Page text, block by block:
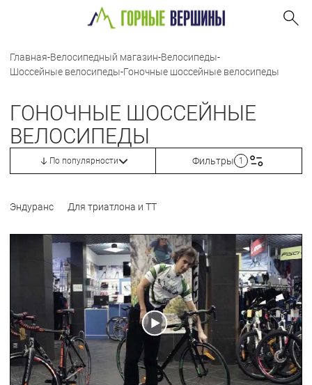
Главная-Велосипедный магазин-Велосипеды-
Шоссейные велосипеды-Гоночные шоссейные велосипеды
ГОНОЧНЫЕ ШОССЕЙНЫЕ
ВЕЛОСИПЕДЫ
По популярности Фильтры 1
Эндуранс Для триатлона и ТТ